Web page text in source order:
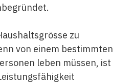
zu
von einem bestimmten
leben müssen, ist